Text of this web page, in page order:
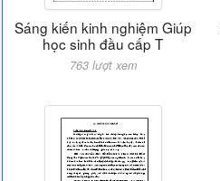
Sáng kiến kinh nghiệm Giúp
học sinh đầu cấp T
763 lượt xem